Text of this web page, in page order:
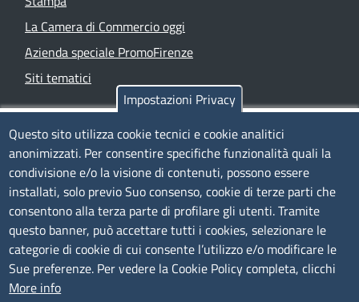
La Camera di Commercio oggi
Azienda speciale PromoFirenze
Siti tematici
TRASPARENZA
Albo Online
Amministrazione trasparente
Bandi e concorsi
Segnalazioni Whistleblowing
Accessibilità
IBAN e pagamenti informatici
Impostazioni Privacy
Questo sito utilizza cookie tecnici e cookie analitici
anonimizzati. Per consentire specifiche funzionalità quali la
condivisione e/o la visione di contenuti, possono essere
installati, solo previo Suo consenso, cookie di terze parti che
consentono alla terza parte di profilare gli utenti. Tramite
questo banner, può accettare tutti i cookies, selezionare le
categorie di cookie di cui consente l’utilizzo e/o modificare le
Sue preferenze. Per vedere la Cookie Policy completa, clicchi
More info